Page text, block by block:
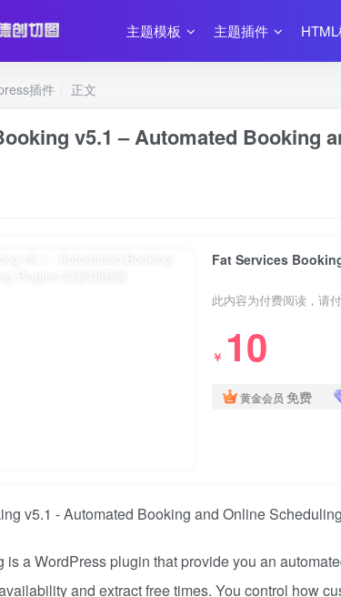
主题模板 主题插件
插件 正文
v5.1 – Automated Booking
此内容为付费阅读，请
￥ 10
黄金会员 免费
is a WordPress plugin that provide you an
and extract free times. You control how